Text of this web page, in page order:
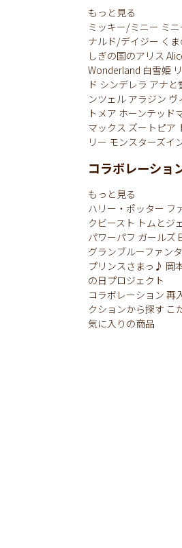
もっと見る
ミッキー/ミニー ミ
ナルド/デイジー く
しぎの国のアリス
Wonderland 白雪姫
ド シンデレラ アナと
ンツェル アラジン ヴ
トメア ホーンテッド
マックス ズートピア
リー モンスターズイ
コラボレーショ
もっと見る
ハリー・ポッター フ
クビースト トムとジ
パワーパフ ガールズ
グランブルーファン
プリンスさまっ♪ 岡
の日プロジェクト
コラボレーション 再
クションから探す こ
気に入りの商品